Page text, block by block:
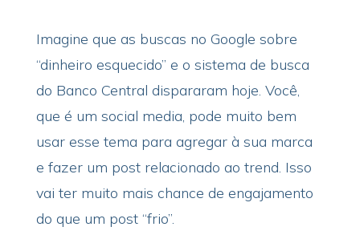
Imagine que as buscas no Google sobre
“dinheiro esquecido” e o sistema de busca
do Banco Central dispararam hoje. Você,
que é um social media, pode muito bem
usar esse tema para agregar à sua marca
e fazer um post relacionado ao trend. Isso
vai ter muito mais chance de engajamento
do que um post “frio”.